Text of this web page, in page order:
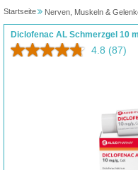
Startseite Nerven, Muskeln &
Diclofenac AL Schmerzgel 10
4.8 (87)